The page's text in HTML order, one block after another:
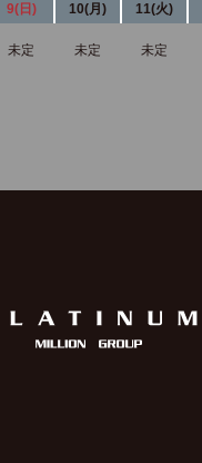
9(日) 10(月) 11(火)
未定 未定 未定